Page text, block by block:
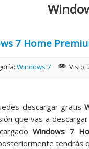
7 Home
Windows 7 Visto:
descargar gratis
que vas a
Windows 7
tendrás